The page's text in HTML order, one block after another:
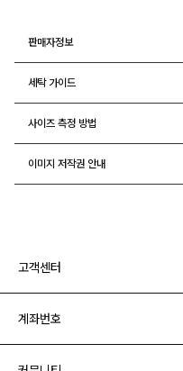
판매자정보
세탁 가이드
사이즈 측정 방법
이미지 저작권 안내
고객센터
계좌번호